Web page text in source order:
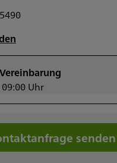
Uhr
09:00 -
senden